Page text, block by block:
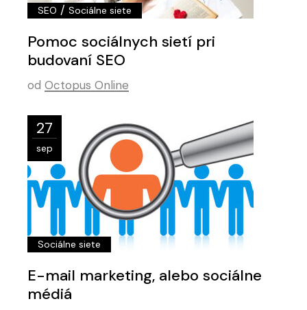
SEO /Sociálne siete
Pomoc sociálnych sietí pri
budovaní SEO
od Octopus Online
27
sep
Sociálne siete
E-mail marketing, alebo sociálne
médiá